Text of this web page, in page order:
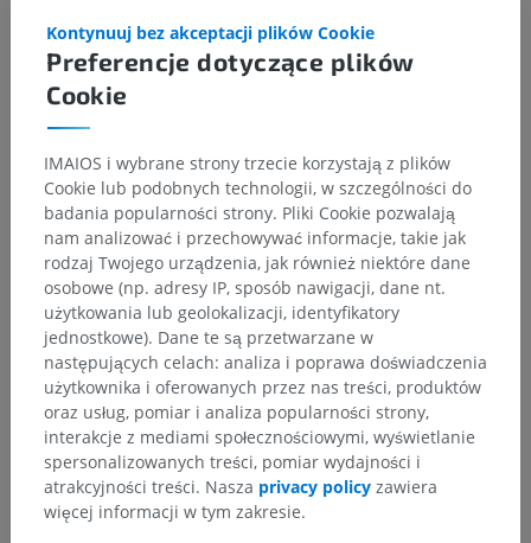
Preferencje dotyczące plików
Cookie
Kontynuuj bez akceptacji plików Cookie
IMAIOS i wybrane strony trzecie korzystają z plików
Cookie lub podobnych technologii, w szczególności do
badania popularności strony. Pliki Cookie pozwalają
nam analizować i przechowywać informacje, takie jak
rodzaj Twojego urządzenia, jak również niektóre dane
osobowe (np. adresy IP, sposób nawigacji, dane nt.
użytkowania lub geolokalizacji, identyfikatory
jednostkowe). Dane te są przetwarzane w
następujących celach: analiza i poprawa doświadczenia
użytkownika i oferowanych przez nas treści, produktów
oraz usług, pomiar i analiza popularności strony,
interakcje z mediami społecznościowymi, wyświetlanie
spersonalizowanych treści, pomiar wydajności i
atrakcyjności treści. Nasza privacy policy zawiera
więcej informacji w tym zakresie.